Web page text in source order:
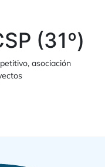
(31º)
asociación